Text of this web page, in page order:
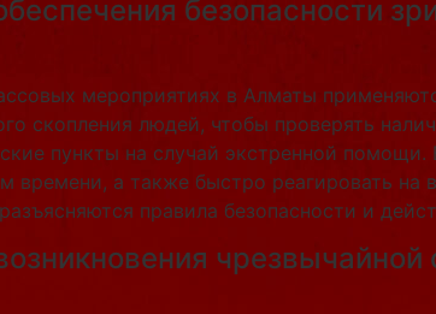
безопасности
мероприятиях в Алматы
скопления людей, чтобы проверять
пункты на случай экстренной
времени, а также быстро реагировать
правила безопасности и